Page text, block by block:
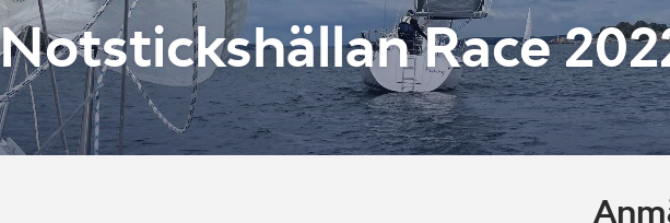
Notstickshällan Race